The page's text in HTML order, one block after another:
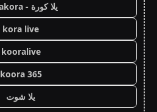
يلا كورة - yallakora
kora live
kooralive
koora 365
يلا شوت